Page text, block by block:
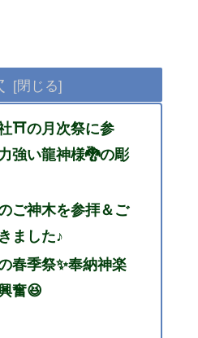
⛩の月次祭に参
強い龍神様🐉の彫
ご神木を参拝＆ご
ました♪
春季祭✨奉納神楽
奮😆